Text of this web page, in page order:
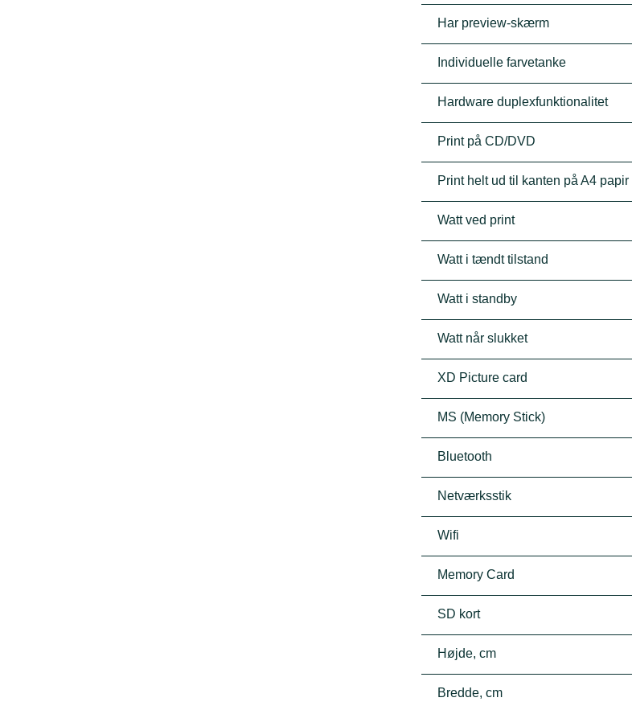
Har preview-skærm
Individuelle farvetanke
Hardware duplexfunktionalitet
Print på CD/DVD
Print helt ud til kanten på A4 papir
Watt ved print
Watt i tændt tilstand
Watt i standby
Watt når slukket
XD Picture card
MS (Memory Stick)
Bluetooth
Netværksstik
Wifi
Memory Card
SD kort
Højde, cm
Bredde, cm